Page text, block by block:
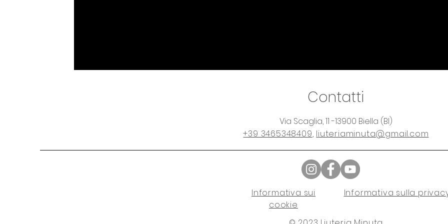
Contatti
Via Scaglia, 11 -13900 Biella (BI)
+39 3465348409, liuteriaminuta@gmail.com
Informativa sui
cookie
Informativa sulla